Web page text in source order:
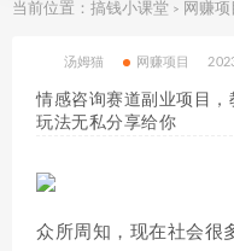
当前位置： 搞钱小课堂 > 网赚项
汤姆猫 网赚项目
情感咨询赛道副业项目，
玩法无私分享给你
众所周知，现在社会很